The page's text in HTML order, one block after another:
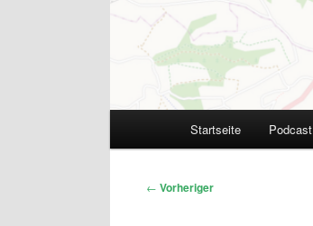
Startseite Podcast
Beitragsnavigation
← Vorheriger